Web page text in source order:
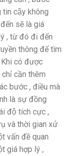
tin cậy không
sẽ là giá
, từ đó đi đến
thông để tìm
có được
cần thêm
bước , điều mà
là sự đồng
độ tích cực ,
và thời gian xử
vấn đề quan
giá hợp lý ,